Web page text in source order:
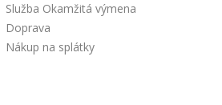
Služba Okamžitá výmena
Doprava
Nákup na splátky